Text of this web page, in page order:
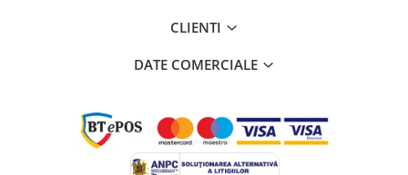
CLIENTI
DATE COMERCIALE